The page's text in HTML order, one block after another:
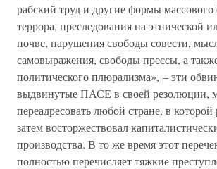
рабский труд и другие формы массового
террора, преследования на этнической
почве, нарушения свободы совести,
самовыражения, свободы прессы, а
политического плюрализма», – эти
выдвинутые ПАСЕ в своей резолюции,
переадресовать любой стране, в которой
затем восторжествовал
производства. В то же время этот
полностью перечисляет тяжкие